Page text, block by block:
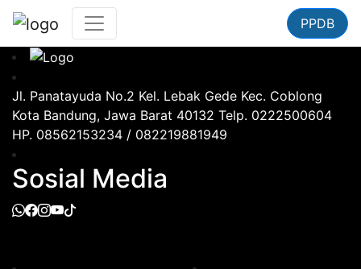
PPDB
Jl. Panatayuda No.2 Kel. Lebak Gede Kec. Coblong
Kota Bandung, Jawa Barat 40132 Telp. 0222500604
HP. 08562153234 / 082219881949
Sosial Media